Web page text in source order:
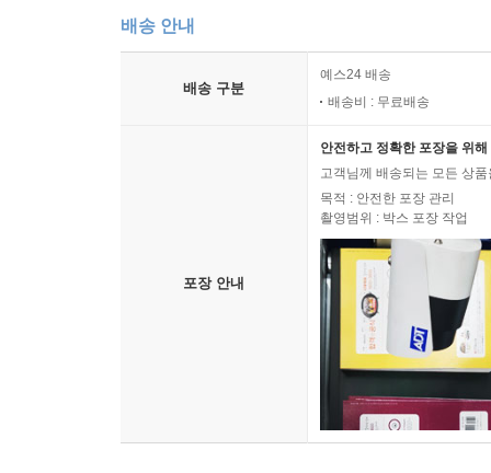
배송 안내
배송 구분
예스24 배송
배송비 : 무료배송
포장 안내
안전하고 정확한 포장을 위
고객님께 배송되는 모든 상
목적 : 안전한 포장 관리
촬영범위 : 박스 포장 작업